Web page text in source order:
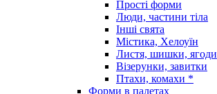
Прості форми
Люди, частини тіла
Інші свята
Містика, Хелоуїн
Листя, шишки, ягоди
Візерунки, завитки
Птахи, комахи *
Форми в палетах